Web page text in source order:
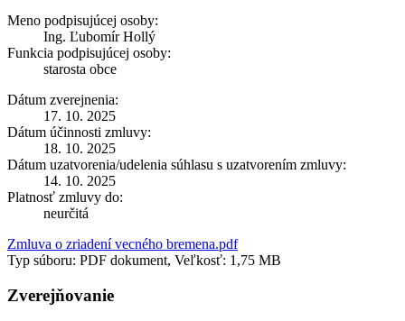
Meno podpisujúcej osoby:
Ing. Ľubomír Hollý
Funkcia podpisujúcej osoby:
starosta obce
Dátum zverejnenia:
17. 10. 2025
Dátum účinnosti zmluvy:
18. 10. 2025
Dátum uzatvorenia/udelenia súhlasu s uzatvorením zmluvy:
14. 10. 2025
Platnosť zmluvy do:
neurčitá
Zmluva o zriadení vecného bremena.pdf
Typ súboru: PDF dokument, Veľkosť: 1,75 MB
Zverejňovanie